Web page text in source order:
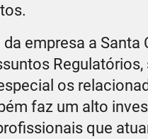
empresa a
os
faz um alto
que